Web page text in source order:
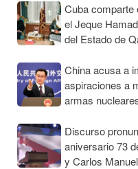
Cuba comparte
el Jeque
del Estado de
China acusa a
aspiraciones a
armas
Discurso
aniversario 73
y Carlos